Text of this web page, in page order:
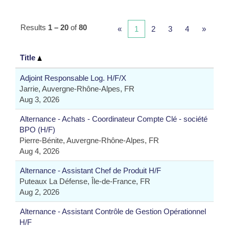
Results 1 – 20 of80 « 1 2 3 4 »
Title
Adjoint Responsable Log. H/F/X
Jarrie, Auvergne-Rhône-Alpes, FR
Aug 3, 2026
Alternance - Achats - Coordinateur Compte Clé - société
BPO (H/F)
Pierre-Bénite, Auvergne-Rhône-Alpes, FR
Aug 4, 2026
Alternance - Assistant Chef de Produit H/F
Puteaux La Défense, Île-de-France, FR
Aug 2, 2026
Alternance - Assistant Contrôle de Gestion Opérationnel
H/F